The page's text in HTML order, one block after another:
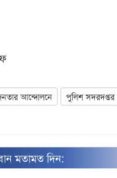
আন্দোলনে পুলিশ সদরদপ্তর
মতামত দিন: